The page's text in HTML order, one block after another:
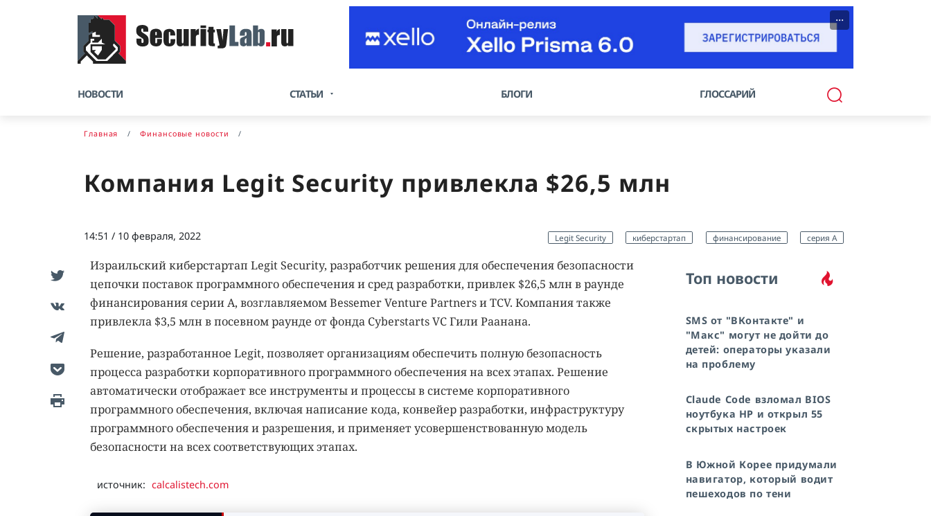
···
НОВОСТИ СТАТЬИ БЛОГИ ГЛОССАРИЙ
Главная Финансовые новости
Компания Legit Security привлекла $26,5 млн
14:51 / 10 февраля, 2022 Legit Security киберстартап финансирование серия А
Израильский киберстартап Legit Security, разработчик решения для обеспечения безопасности
цепочки поставок программного обеспечения и сред разработки, привлек $26,5 млн в раунде
финансирования серии А, возглавляемом Bessemer Venture Partners и TCV. Компания также
привлекла $3,5 млн в посевном раунде от фонда Cyberstarts VC Гили Раанана.
Решение, разработанное Legit, позволяет организациям обеспечить полную безопасность
процесса разработки корпоративного программного обеспечения на всех этапах. Решение
автоматически отображает все инструменты и процессы в системе корпоративного
программного обеспечения, включая написание кода, конвейер разработки, инфраструктуру
программного обеспечения и разрешения, и применяет усовершенствованную модель
безопасности на всех соответствующих этапах.
источник: calcalistech.com
Топ новости
SMS от "ВКонтакте" и
"Макс" могут не дойти до
детей: операторы указали
на проблему
Claude Code взломал BIOS
ноутбука HP и открыл 55
скрытых настроек
В Южной Корее придумали
навигатор, который водит
пешеходов по тени